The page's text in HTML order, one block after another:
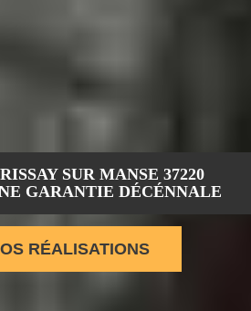
SUR MANSE 37220
GARANTIE DÉCÉNNALE
RÉALISATIONS